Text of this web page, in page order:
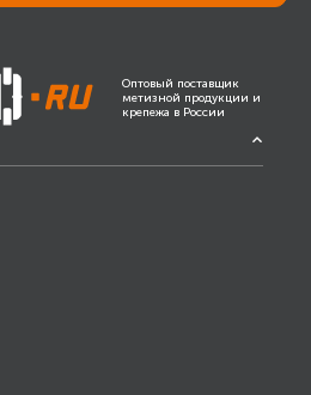
Оптовый поставщик
метизной продукции и
крепежа в России